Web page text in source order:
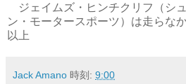
ジェイムズ・ヒンチクリフ（シ
ン・モータースポーツ）は走らなか
以上
Jack Amano 時刻: 9:00